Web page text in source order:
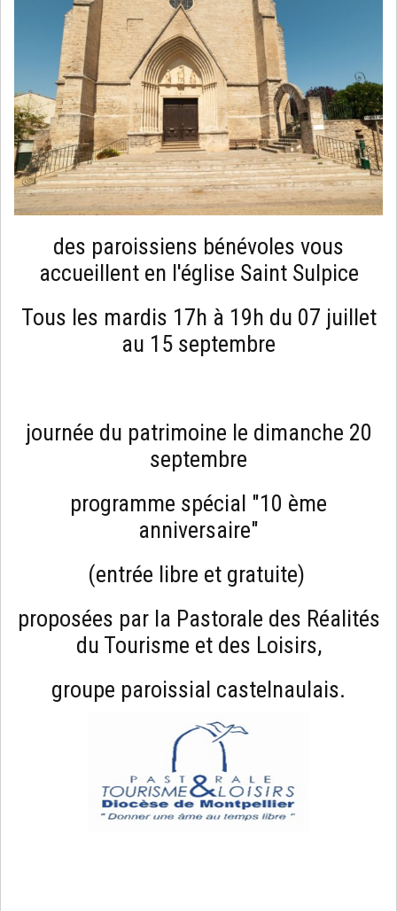
des paroissiens bénévoles vous
accueillent en l'église Saint Sulpice
Tous les mardis 17h à 19h du 07 juillet
au 15 septembre
journée du patrimoine le dimanche 20
septembre
programme spécial "10 ème
anniversaire"
(entrée libre et gratuite)
proposées par la Pastorale des Réalités
du Tourisme et des Loisirs,
groupe paroissial castelnaulais.